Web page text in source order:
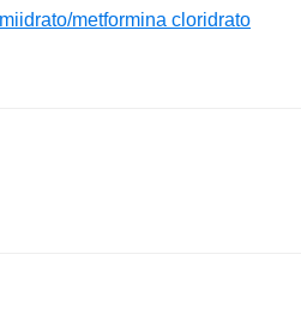
metformina cloridrato